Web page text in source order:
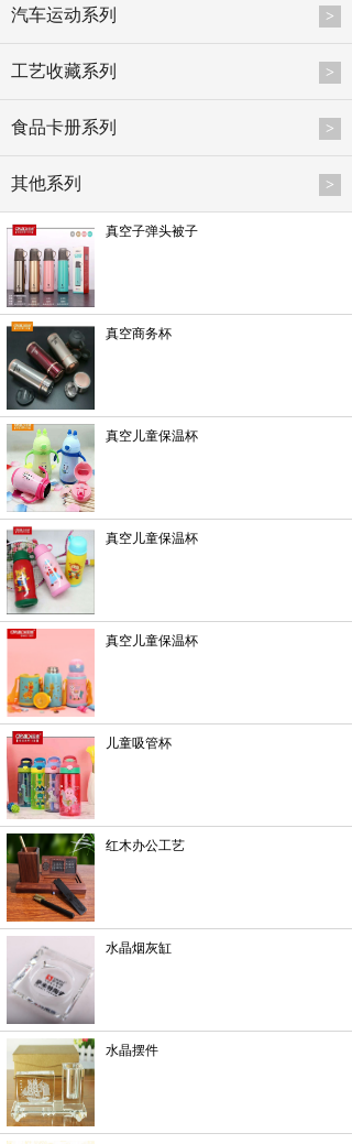
汽车运动系列 >
工艺收藏系列 >
食品卡册系列 >
其他系列 >
真空子弹头被子
真空商务杯
真空儿童保温杯
真空儿童保温杯
真空儿童保温杯
儿童吸管杯
红木办公工艺
水晶烟灰缸
水晶摆件